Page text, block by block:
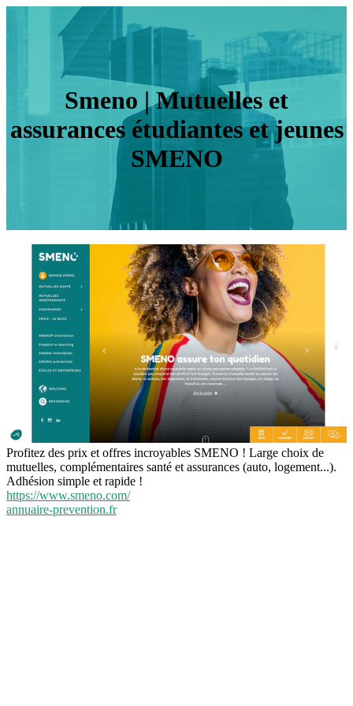
Smeno | Mutuelles et
assurances étudiantes et jeunes
SMENO
Profitez des prix et offres incroyables SMENO ! Large choix de
mutuelles, complémentaires santé et assurances (auto, logement...).
Adhésion simple et rapide !
https://www.smeno.com/
annuaire-prevention.fr